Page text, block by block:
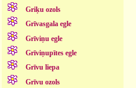
Griķu ozols
Grīvasgala egle
Grīviņu egle
Grīviņupītes egle
Grīvu liepa
Grīvu ozols